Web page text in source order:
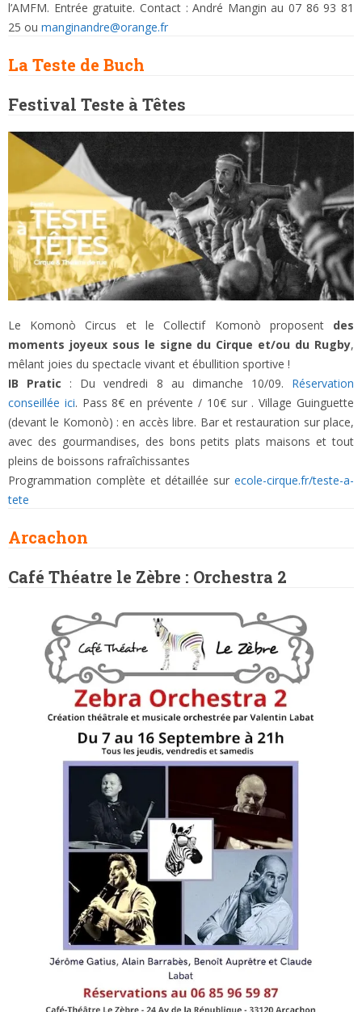
l’AMFM. Entrée gratuite. Contact : André Mangin au 07 86 93 81
25 ou manginandre@orange.fr
La Teste de Buch
Festival Teste à Têtes
Le Komonò Circus et le Collectif Komonò proposent des
moments joyeux sous le signe du Cirque et/ou du Rugby,
mêlant joies du spectacle vivant et ébullition sportive !
IB Pratic : Du vendredi 8 au dimanche 10/09. Réservation
conseillée ici. Pass 8€ en prévente / 10€ sur . Village Guinguette
(devant le Komonò) : en accès libre. Bar et restauration sur place,
avec des gourmandises, des bons petits plats maisons et tout
pleins de boissons rafraîchissantes
Programmation complète et détaillée surecole-cirque.fr/teste-a-
tete
Arcachon
Café Théatre le Zèbre : Orchestra 2